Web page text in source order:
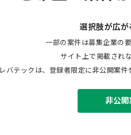
選択肢が広が
一部の案件は募集企業の
サイト上で掲載され
レバテックは、登録者限定に非公開案
非公